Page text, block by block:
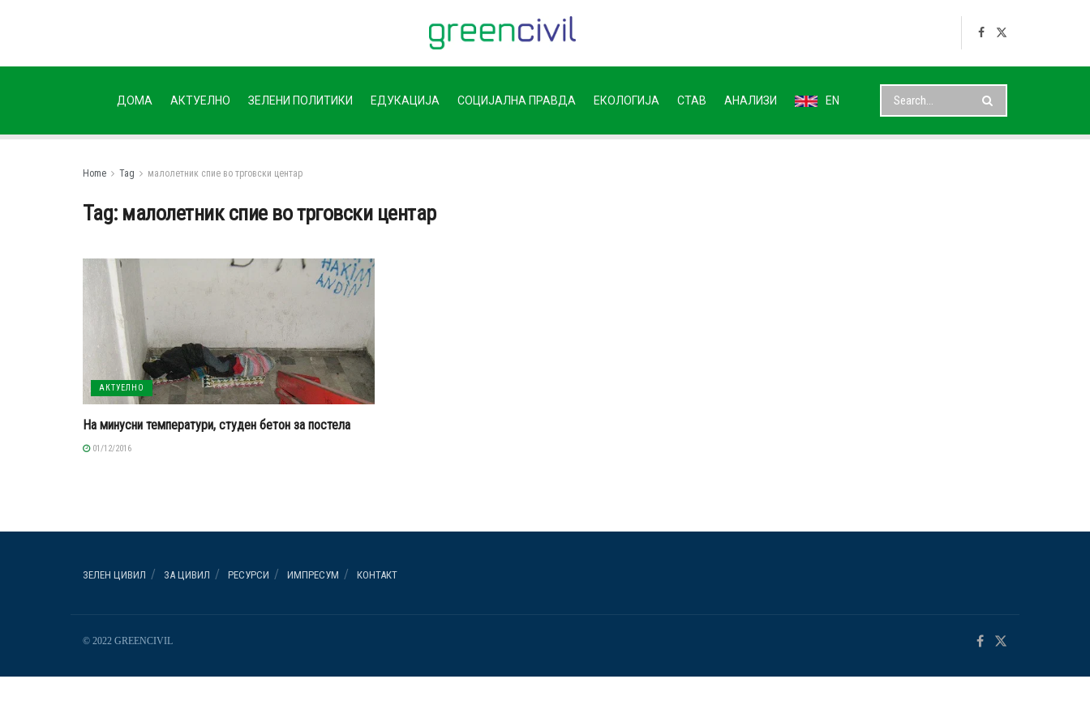
ДОМА АКТУЕЛНО ЗЕЛЕНИ ПОЛИТИКИ ЕДУКАЦИЈА СОЦИЈАЛНА ПРАВДА ЕКОЛОГИЈА СТАВ АНАЛИЗИ EN
Home Tag малолетник спие во трговски центар
Tag: малолетник спие во трговски центар
АКТУЕЛНО
На минусни температури, студен бетон за постела
01/12/2016
ЗЕЛЕН ЦИВИЛ ЗА ЦИВИЛ РЕСУРСИ ИМПРЕСУМ КОНТАКТ
© 2022 GREENCIVIL